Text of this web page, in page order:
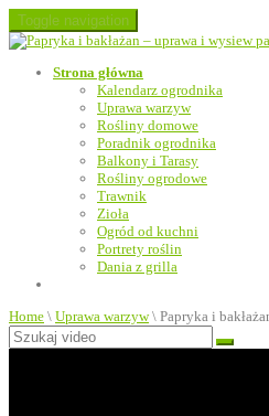
Toggle navigation
Strona główna
Kalendarz ogrodnika
Uprawa warzyw
Rośliny domowe
Poradnik ogrodnika
Balkony i Tarasy
Rośliny ogrodowe
Trawnik
Zioła
Ogród od kuchni
Portrety roślin
Dania z grilla
Home \ Uprawa warzyw\ Papryka i